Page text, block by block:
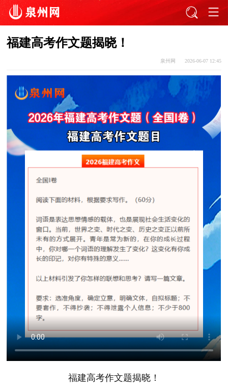
福建高考作文题揭晓！
泉州网 2026-06-07 12:45
福建高考作文题揭晓！